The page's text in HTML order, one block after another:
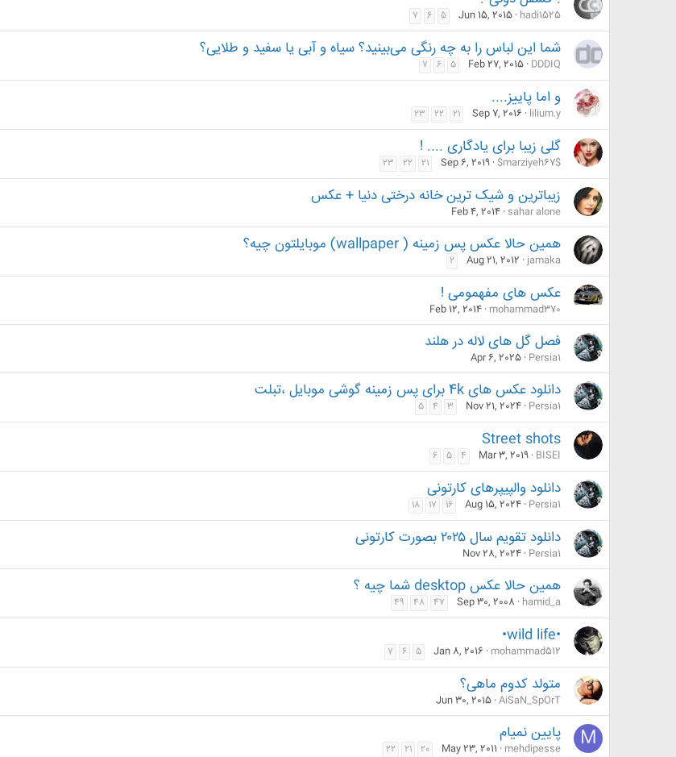
hadi1525
Jun 15, 2015
5
6
7
شما این لباس را به چه رنگی می‌بینید؟ سیاه و آبی یا سفید و طلایی؟
DDDIQ
Feb 27, 2015
5
6
7
و اما پاییز....
lilium.y
Sep 7, 2016
21
22
23
گلی زیبا برای یادگاری .... !
$marziyeh67$
Sep 6, 2019
21
22
23
زیباترین و شیک ترین خانه درختی دنیا + عکس
sahar alone
Feb 4, 2014
همین حالا عکس پس زمینه ( wallpaper) موبایلتون چیه؟
jamaka
Aug 21, 2012
2
عکس های مفهمومی !
mohammad370
Feb 12, 2014
فصل گل های لاله در هلند
Persia1
Apr 6, 2025
دانلود عکس های 4k برای پس زمینه گوشی موبایل ،تبلت
Persia1
Nov 21, 2024
3
4
5
Street shots
BISEI
Mar 3, 2019
4
5
6
دانلود والپیپرهای کارتونی
Persia1
Aug 15, 2024
16
17
18
دانلود تقویم سال ۲۰۲۵ بصورت کارتونی
Persia1
Nov 28, 2024
همین حالا عکس desktop شما چیه ؟
hamid_a
Sep 30, 2008
47
48
49
•wild life•
mohammad512
Jan 8, 2016
5
6
7
متولد کدوم ماهی؟
AiSaN_SpOrT
Jun 30, 2015
M پایین نمیام
mehdipesse
May 23, 2011
20
21
22